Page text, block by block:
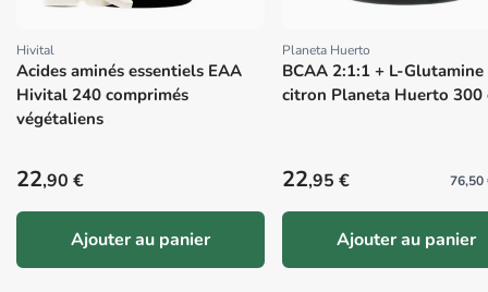
Proveedor:
Hivital
Acides aminés essentiels EAA
Hivital 240 comprimés
végétaliens
Precio habitual
22,90 €
Ajouter au panier
Proveedor:
Planeta Huerto
BCAA 2:1:1 + L-
citron Planeta Huerto 300
Precio habitual
22,95 € 76,50
Ajouter au panier